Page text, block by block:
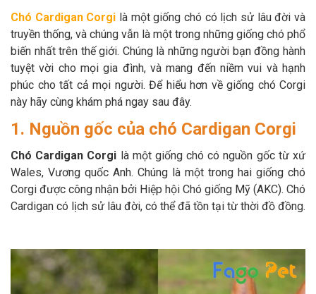
CHÍNH SÁCH
Chính sách mua hàng Chính sách vận chuyển
Chính sách bảo hành Chính sách bảo mật
Chính sách đổi trả
LIÊN HỆ
TỔNG ĐÀI TƯ VẤN
Chó Cardigan Corgi là một giống chó có lịch sử lâu đời và
truyền thống, và chúng vẫn là một trong những giống chó phổ
biến nhất trên thế giới. Chúng là những người bạn đồng hành
tuyệt vời cho mọi gia đình, và mang đến niềm vui và hạnh
phúc cho tất cả mọi người. Để hiểu hơn về giống chó Corgi
này hãy cùng khám phá ngay sau đây.
1. Nguồn gốc của chó Cardigan Corgi
Chó Cardigan Corgi là một giống chó có nguồn gốc từ xứ
Wales, Vương quốc Anh. Chúng là một trong hai giống chó
Corgi được công nhận bởi Hiệp hội Chó giống Mỹ (AKC). Chó
Cardigan có lịch sử lâu đời, có thể đã tồn tại từ thời đồ đồng.